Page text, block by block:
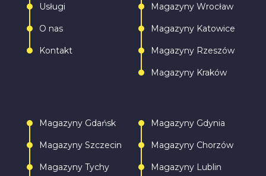
Usługi
O nas
Kontakt
Magazyny Wrocław
Magazyny Katowice
Magazyny Rzeszów
Magazyny Kraków
Magazyny Gdańsk
Magazyny Szczecin
Magazyny Tychy
Magazyny Gdynia
Magazyny Chorzów
Magazyny Lublin